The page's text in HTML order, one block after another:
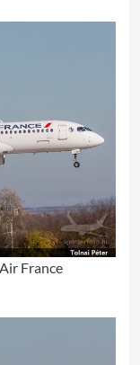
France